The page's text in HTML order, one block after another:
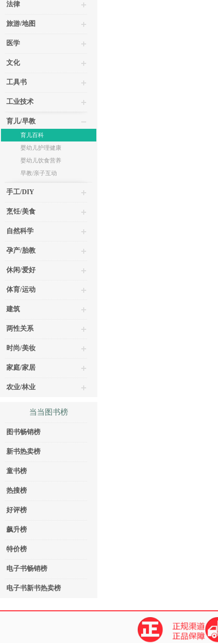
法律
旅游/地图
医学
文化
工具书
工业技术
育儿/早教
育儿百科
婴幼儿护理健康
婴幼儿饮食营养
早教/亲子互动
手工/DIY
烹饪/美食
自然科学
孕产/胎教
休闲/爱好
体育/运动
建筑
两性关系
时尚/美妆
家庭/家居
农业/林业
当当图书榜
图书畅销榜
新书热卖榜
童书榜
热搜榜
好评榜
飙升榜
特价榜
电子书畅销榜
电子书新书热卖榜